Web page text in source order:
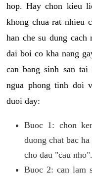
hop. Hay chon kieu
khong chua rat nhieu
han che su dung
dai boi co kha nang
can bang sinh san
ngua phong tinh doi
duoi day:
Buoc 1: chon
duong chat bac
cho dau "cau nho".
Buoc 2: can lam